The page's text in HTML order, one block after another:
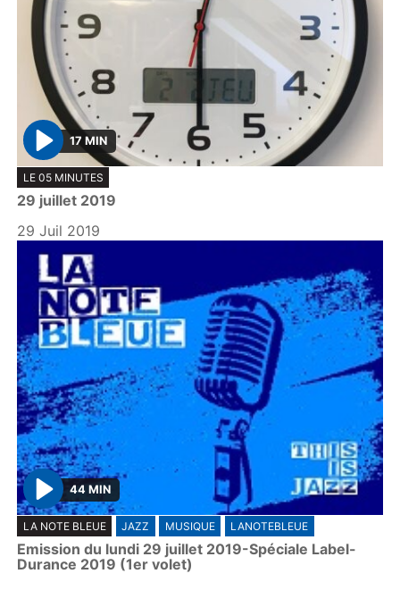
P
l
a
y
17 MIN
LE 05 MINUTES
29 juillet 2019
29 Juil 2019
P
l
a
y
44 MIN
LA NOTE BLEUE JAZZ MUSIQUE LANOTEBLEUE
Emission du lundi 29 juillet 2019-Spéciale Label-
Durance 2019 (1er volet)